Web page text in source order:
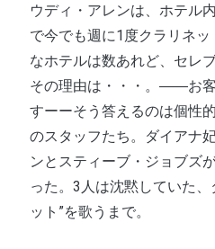
ウディ・アレンは、ホテル
で今でも週に1度クラリネ
なホテルは数あれど、セレ
その理由は・・・。――お
すーーそう答えるのは個性
のスタッフたち。ダイアナ
ンとスティーブ・ジョブズ
った。3人は沈黙していた、
ット”を歌うまで。